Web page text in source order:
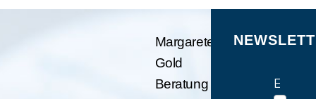
Margarete
Gold
Beratung